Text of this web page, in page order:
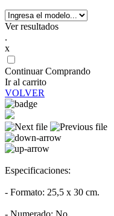
Ver resultados
.
x
Continuar Comprando
Ir al carrito
VOLVER
Especificaciones:
- Formato: 25,5 x 30 cm.
- Numerado: No.